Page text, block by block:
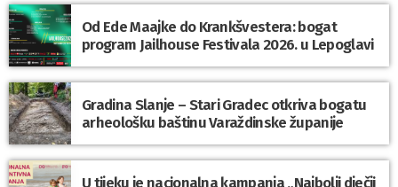
Od Ede Maajke do Krankšvestera: bogat
program Jailhouse Festivala 2026. u Lepoglavi
Gradina Slanje – Stari Gradec otkriva bogatu
arheološku baštinu Varaždinske županije
U tijeku je nacionalna kampanja „Najbolji dječji